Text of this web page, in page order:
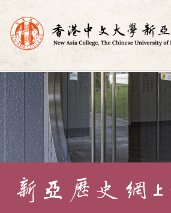
Skip
to
content